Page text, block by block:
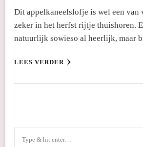
Dit appelkaneelslofje is wel een van
zeker in het herfst rijtje thuishoren.
natuurlijk sowieso al heerlijk, maar
LEES VERDER